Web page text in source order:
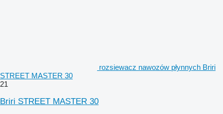
rozsiewacz nawozów płynnych Briri
STREET MASTER 30
21
Briri STREET MASTER 30